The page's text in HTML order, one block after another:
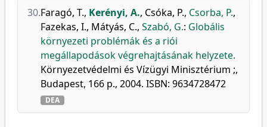
30.Faragó, T., Kerényi, A., Csóka, P., Csorba, P.,
Fazekas, I., Mátyás, C., Szabó, G.: Globális
környezeti problémák és a riói
megállapodások végrehajtásának helyzete.
Környezetvédelmi és Vízügyi Minisztérium ;,
Budapest, 166 p., 2004. ISBN: 9634728472
DEA